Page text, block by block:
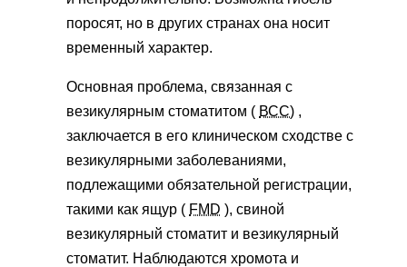
поросят, но в других странах она носит
временный характер.
Основная проблема, связанная с
везикулярным стоматитом ( ВСС) ,
заключается в его клиническом сходстве с
везикулярными заболеваниями,
подлежащими обязательной регистрации,
такими как ящур ( FMD ), свиной
везикулярный стоматит и везикулярный
стоматит. Наблюдаются хромота и